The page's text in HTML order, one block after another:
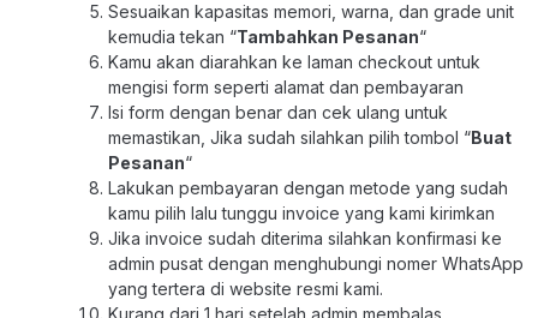
Sesuaikan kapasitas memori, warna, dan grade unit
kemudia tekan “Tambahkan Pesanan“
Kamu akan diarahkan ke laman checkout untuk
mengisi form seperti alamat dan pembayaran
Isi form dengan benar dan cek ulang untuk
memastikan, Jika sudah silahkan pilih tombol “Buat
Pesanan“
Lakukan pembayaran dengan metode yang sudah
kamu pilih lalu tunggu invoice yang kami kirimkan
Jika invoice sudah diterima silahkan konfirmasi ke
admin pusat dengan menghubungi nomer WhatsApp
yang tertera di website resmi kami.